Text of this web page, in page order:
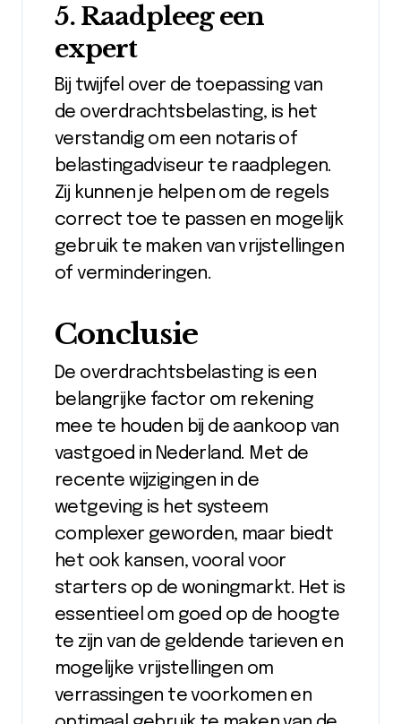
5. Raadpleeg een
expert
Bij twijfel over de toepassing van
de overdrachtsbelasting, is het
verstandig om een notaris of
belastingadviseur te raadplegen.
Zij kunnen je helpen om de regels
correct toe te passen en mogelijk
gebruik te maken van vrijstellingen
of verminderingen.
Conclusie
De overdrachtsbelasting is een
belangrijke factor om rekening
mee te houden bij de aankoop van
vastgoed in Nederland. Met de
recente wijzigingen in de
wetgeving is het systeem
complexer geworden, maar biedt
het ook kansen, vooral voor
starters op de woningmarkt. Het is
essentieel om goed op de hoogte
te zijn van de geldende tarieven en
mogelijke vrijstellingen om
verrassingen te voorkomen en